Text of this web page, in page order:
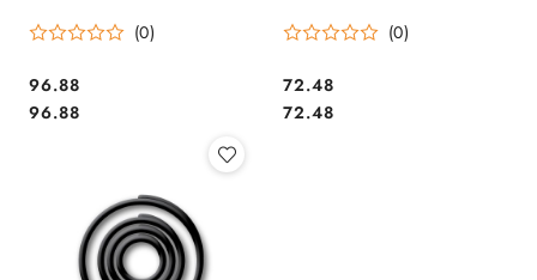
(0)
Cena:
96.88
Cena:
96.88
(0)
Cena:
72.48
Cena:
72.48